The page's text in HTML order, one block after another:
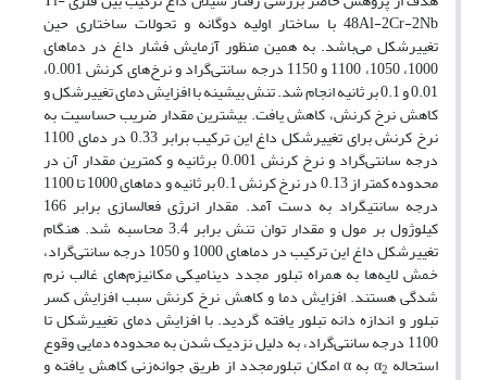
48Al-2Cr-2Nb با ساختار اولیه دوگانه و تحولات ساختاری حین
تغییرشکل می‌باشد. به همین منظور آزمایش فشار داغ در دماهای
1000، 1050، 1100 و 1150 درجه سانتی‌گراد و نرخ‌های کرنش 0.001،
0.01 و 0.1 بر ثانیه انجام شد. تنش بیشینه با افزایش دمای تغییرشکل و
کاهش نرخ کرنش، کاهش یافت. بیشترین مقدار ضریب حساسیت به
نرخ کرنش برای تغییرشکل داغ این ترکیب برابر 0.33 در دمای 1100
درجه سانتی‌گراد و نرخ کرنش 0.001 برثانیه و کمترین مقدار آن در
محدوده کمتر از 0.13 در نرخ کرنش 0.1 بر ثانیه و دماهای 1000 تا 1100
درجه سانتی‏گراد به دست آمد. مقدار انرژی فعالسازی برابر 166
کیلوژول بر مول و مقدار توان تنش برابر 3.4 محاسبه شد. هنگام
تغییرشکل داغ این ترکیب در دماهای 1000 و 1050 درجه سانتی‌گراد،
خمش لایه‌ها به همراه تبلور مجدد دینامیکی مکانیزم‌های غالب نرم
شدگی هستند. افزایش دما و کاهش نرخ کرنش سبب افزایش کسر
تبلور و اندازه دانه تبلور یافته گردید. با افزایش دمای تغییرشکل تا
1100 درجه سانتی‌گراد، به دلیل نزدیک شدن به محدوده دمایی وقوع
استحاله α 2 به α امکان تبلورمجدد از طریق جوانه‌زنی کاهش یافته و